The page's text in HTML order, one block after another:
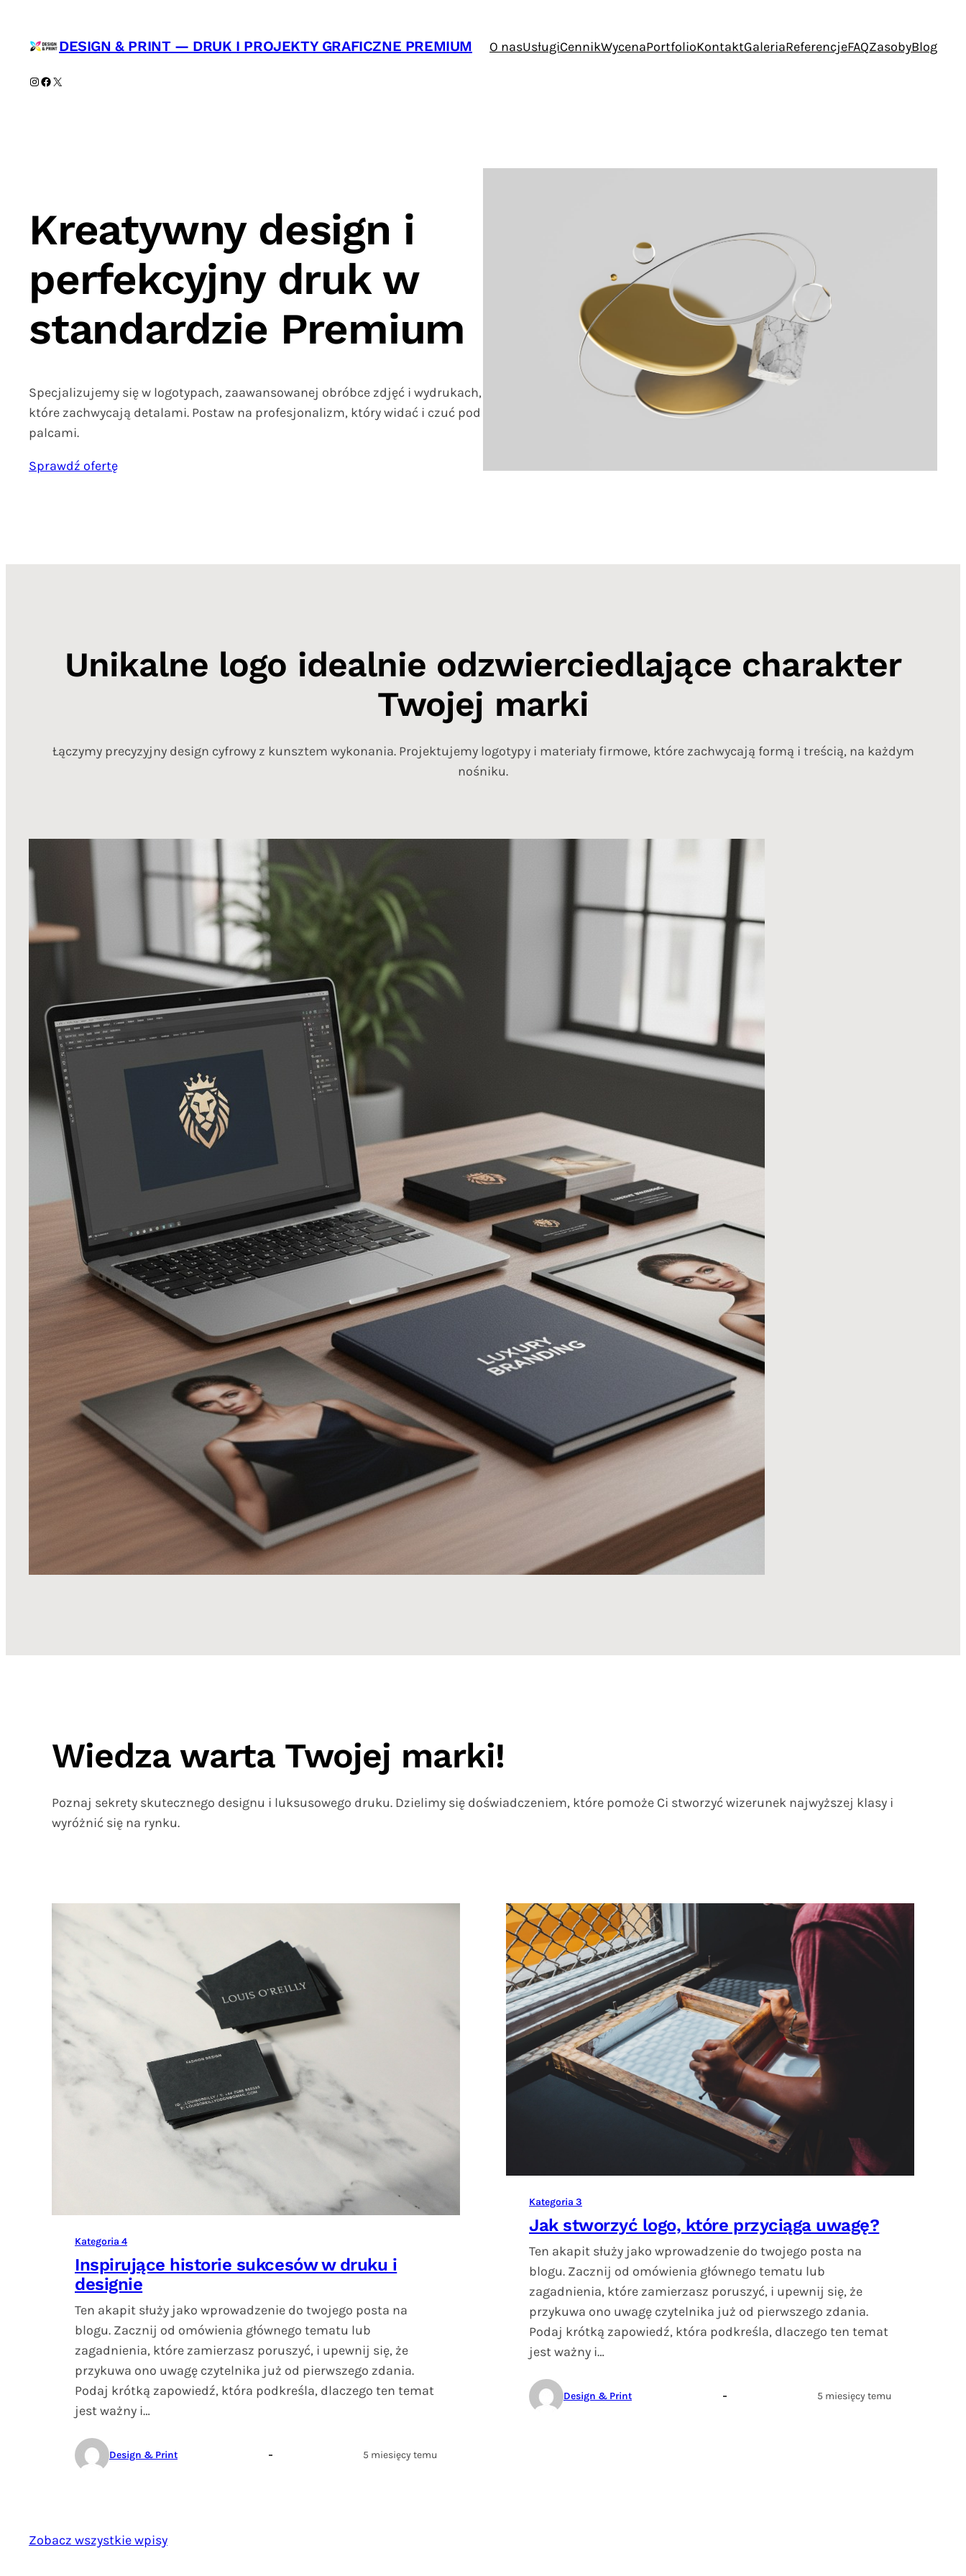
treści
DESIGN & PRINT — DRUK I PROJEKTY GRAFICZNE PREMIUM O nasUsługiCennikWycenaPortfolioKontaktGaleriaReferencjeFAQZasobyBlog
Instagram
Facebook
X
Kreatywny design i
perfekcyjny druk w
standardzie Premium
Specjalizujemy się w logotypach, zaawansowanej obróbce zdjęć i wydrukach,
które zachwycają detalami. Postaw na profesjonalizm, który widać i czuć pod
palcami.
Sprawdź ofertę
Unikalne logo idealnie odzwierciedlające charakter
Twojej marki
Łączymy precyzyjny design cyfrowy z kunsztem wykonania. Projektujemy logotypy i materiały firmowe, które zachwycają formą i treścią, na każdym
nośniku.
Wiedza warta Twojej marki!
Poznaj sekrety skutecznego designu i luksusowego druku. Dzielimy się doświadczeniem, które pomoże Ci stworzyć wizerunek najwyższej klasy i
wyróżnić się na rynku.
Kategoria 4
Inspirujące historie sukcesów w druku i
designie
Ten akapit służy jako wprowadzenie do twojego posta na
blogu. Zacznij od omówienia głównego tematu lub
zagadnienia, które zamierzasz poruszyć, i upewnij się, że
przykuwa ono uwagę czytelnika już od pierwszego zdania.
Podaj krótką zapowiedź, która podkreśla, dlaczego ten temat
jest ważny i…
Design & Print 5 miesięcy temu
Kategoria 3
Jak stworzyć logo, które przyciąga uwagę?
Ten akapit służy jako wprowadzenie do twojego posta na
blogu. Zacznij od omówienia głównego tematu lub
zagadnienia, które zamierzasz poruszyć, i upewnij się, że
przykuwa ono uwagę czytelnika już od pierwszego zdania.
Podaj krótką zapowiedź, która podkreśla, dlaczego ten temat
jest ważny i…
Design & Print 5 miesięcy temu
Zobacz wszystkie wpisy